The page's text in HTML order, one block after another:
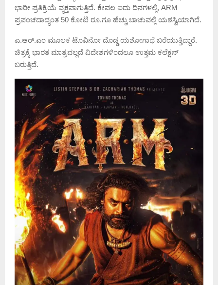
ಭಾರೀ ಪ್ರತಿಕ್ರಿಯೆ ವ್ಯಕ್ತವಾಗುತ್ತಿದೆ. ಕೇವಲ ಐದು ದಿನಗಳಲ್ಲಿ, ARM
ಪ್ರಪಂಚದಾದ್ಯಂತ 50 ಕೋಟಿ ರೂ.ಗೂ ಹೆಚ್ಚು ಬಾಚುವಲ್ಲಿ ಯಶಸ್ವಿಯಾಗಿದೆ.
ಎ.ಆರ್.ಎಂ ಮೂಲಕ ಟೊವಿನೋ ದೊಡ್ಡ ಯಶೋಗಾಥೆ ಬರೆಯುತ್ತಿದ್ದಾರೆ.
ಚಿತ್ರಕ್ಕೆ ಭಾರತ ಮಾತ್ರವಲ್ಲದೆ ವಿದೇಶಗಳಿಂದಲೂ ಉತ್ತಮ ಕಲೆಕ್ಷನ್
ಬರುತ್ತಿದೆ.